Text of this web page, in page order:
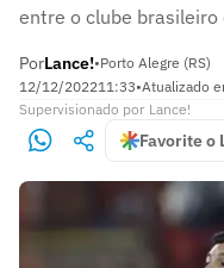
entre o clube
PorLance!•Porto Alegre (RS)
12/12/202211:33•Atualizado
Supervisionado por Lance!
Favorite o